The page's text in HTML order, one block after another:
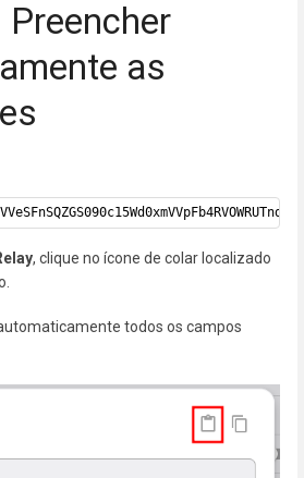
as
, clique no ícone de colar localizado
todos os campos